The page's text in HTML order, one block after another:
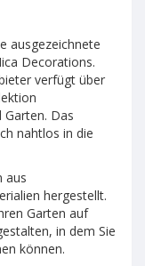
ausgezeichnete
Decorations.
verfügt über
Das
nahtlos in die
aus
hergestellt.
Garten auf
in dem Sie
können.